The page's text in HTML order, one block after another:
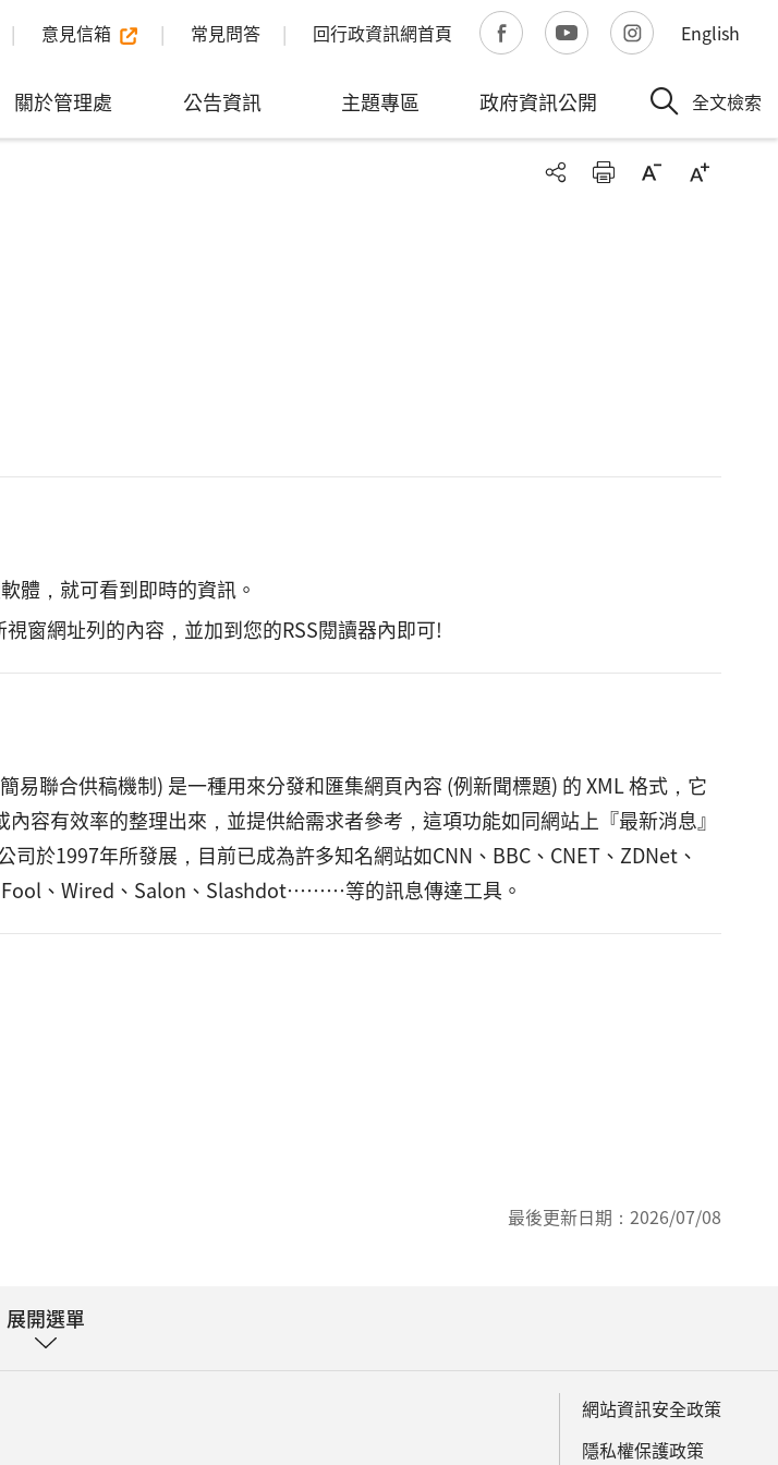
意見信箱 常見問答 回行政資訊網首頁 English
關於管理處 公告資訊 主題專區 政府資訊公開 全文檢索
體，就可看到即時的資訊。
窗網址列的內容，並加到您的RSS閱讀器內即可!
易聯合供稿機制) 是一種用來分發和匯集網頁內容 (例新聞標題) 的 XML 格式，它
容有效率的整理出來，並提供給需求者參考，這項功能如同網站上『最新消息』
司於1997年所發展，目前已成為許多知名網站如CNN、BBC、CNET、ZDNet、
、Wired、Salon、Slashdot………等的訊息傳達工具。
最後更新日期： 2026/07/08
展開選單
網站資訊安全政策
隱私權保護政策